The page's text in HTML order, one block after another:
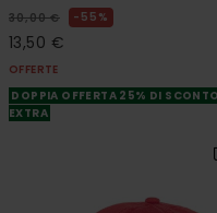
30,00 € 55%
13,50 €
OFFERTE
DOPPIA OFFERTA 25% DI SCONTO
EXTRA